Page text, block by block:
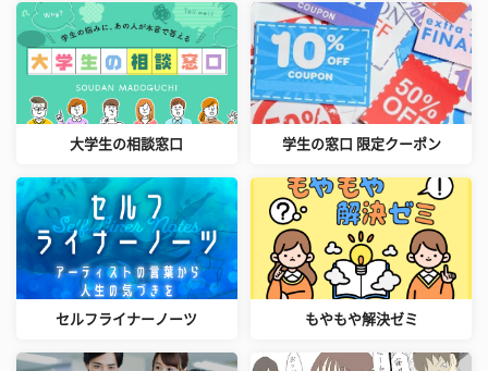
大学生の相談窓口 学生の窓口 限定クーポン
セルフライナーノーツ もやもや解決ゼミ